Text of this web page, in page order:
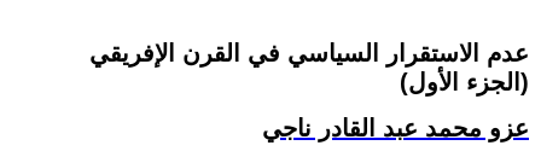
عدم الاستقرار السياسي في القرن الإفريقي
(الجزء الأول)
عزو محمد عبد القادر ناجي